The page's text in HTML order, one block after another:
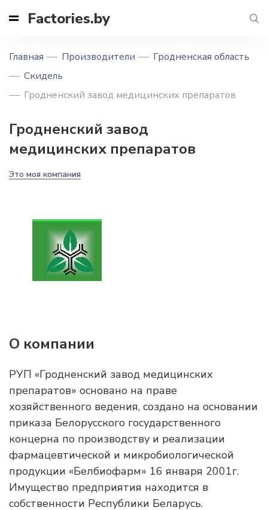
Factories.by
Главная Производители
Гродненская область
Скидель
Гродненский завод медицинских препаратов
Гродненский завод
медицинских препаратов
Это моя компания
О компании
РУП «Гродненский завод медицинских
препаратов» основано на праве
хозяйственного ведения, создано на основании
приказа Белорусского государственного
концерна по производству и реализации
фармацевтической и микробиологической
продукции «Белбиофарм» 16 января 2001г.
Имущество предприятия находится в
собственности Республики Беларусь.